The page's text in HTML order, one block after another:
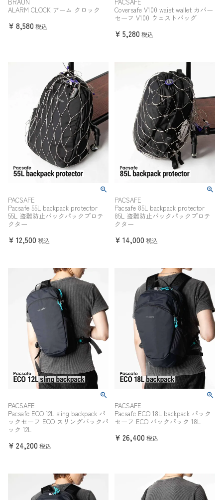
ALARM CLOCK アーム クロック
¥ 8,580 税込
Coversafe V100 waist wallet カバー
セーフ V100 ウェストバッグ
¥ 5,280 税込
PACSAFE
Pacsafe 55L backpack protector
55L 盗難防止バックパックプロテ
クター
¥ 12,500 税込
PACSAFE
Pacsafe 85L backpack protector
85L 盗難防止バックパックプロテ
クター
¥ 14,000 税込
PACSAFE
Pacsafe ECO 12L sling backpack パ
ックセーフ ECO スリングバックパ
ック 12L
¥ 24,200 税込
PACSAFE
Pacsafe ECO 18L backpack パック
セーフ ECO バックパック 18L
¥ 26,400 税込